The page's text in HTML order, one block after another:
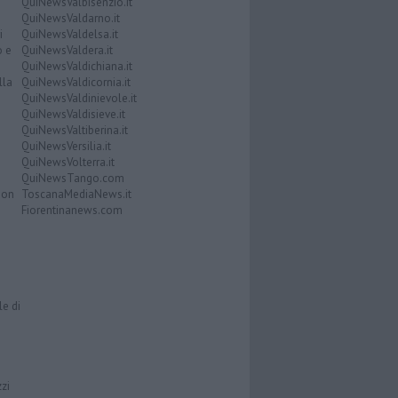
e
di
QuiNewsValdarno.it
QuiNewsValdelsa.it
QuiNewsValdera.it
QuiNewsValdichiana.it
QuiNewsValdicornia.it
QuiNewsValdinievole.it
QuiNewsValdisieve.it
QuiNewsValtiberina.it
QuiNewsVersilia.it
QuiNewsVolterra.it
QuiNewsTango.com
ToscanaMediaNews.it
Fiorentinanews.com